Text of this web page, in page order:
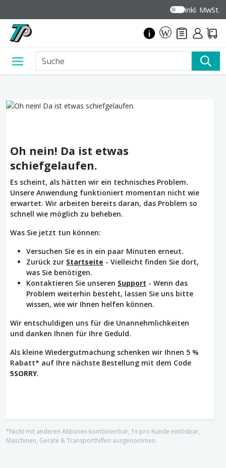
inkl. MwSt.
Oh nein! Da ist etwas
schiefgelaufen.
Es scheint, als hätten wir ein technisches Problem.
Unsere Anwendung funktioniert momentan nicht wie
erwartet. Wir arbeiten bereits daran, das Problem so
schnell wie möglich zu beheben.
Was Sie jetzt tun können:
Versuchen Sie es in ein paar Minuten erneut.
Zurück zur Startseite - Vielleicht finden Sie dort,
was Sie benötigen.
Kontaktieren Sie unseren Support - Wenn das
Problem weiterhin besteht, lassen Sie uns bitte
wissen, wie wir Ihnen helfen können.
Wir entschuldigen uns für die Unannehmlichkeiten
und danken Ihnen für Ihre Geduld.
Als kleine Wiedergutmachung schenken wir Ihnen 5 %
Rabatt* auf Ihre nächste Bestellung mit dem Code
5SORRY.
*Nicht mit anderen Aktionen kombinierbar, 1x pro Kunde einlösbar,
Maschinen, Geräte & Transporthilfen ausgenommen.